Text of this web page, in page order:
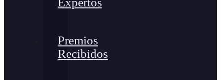
Premios
Recibidos